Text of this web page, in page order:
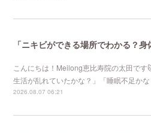
こんにちは！Meilong恵比寿院の太田で
生活が乱れていたかな？」「睡眠不足か
2026.08.07 06:21